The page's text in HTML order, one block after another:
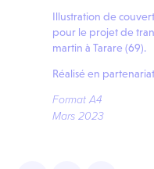
Illustration de
pour le projet de
martin à Tarare (69).
Réalisé en
Format A4
Mars 2023